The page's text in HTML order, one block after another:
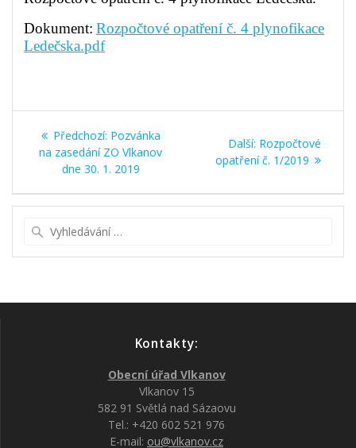
Dokument: Rozpočtové opatření č. 4 plynofikace
Ledečska.pdf
Navigace
pro
příspěvek
Předchozí: Předchozí
příspěvek:
Pozvánka
na zasedání ZO Vlkanov
dne 30. 1. 2019
Další: Další
příspěvek:
Rozpočtové
opatření č. 1/2019
Kontakty:
Obecní úřad Vlkanov
Vlkanov 15
582 91 Světlá nad Sázaovu
Tel.: +420 602 521 976
E-mail: ou@vlkanov.cz